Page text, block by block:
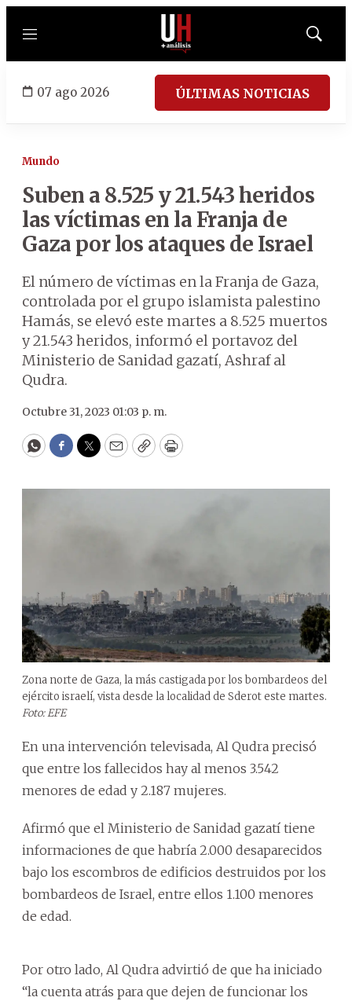
Menú
Mostrar
07 ago 2026 ÚLTIMAS NOTICIAS
Mundo
Suben a 8.525 y 21.543 heridos
las víctimas en la Franja de
Gaza por los ataques de Israel
El número de víctimas en la Franja de Gaza,
controlada por el grupo islamista palestino
Hamás, se elevó este martes a 8.525 muertos
y 21.543 heridos, informó el portavoz del
Ministerio de Sanidad gazatí, Ashraf al
Qudra.
Octubre 31, 2023 01:03 p. m.
WhatsApp
Facebook
Twitter
EmailCopyPrint
Zona norte de Gaza, la más castigada por los bombardeos del
ejército israelí, vista desde la localidad de Sderot este martes.
Foto: EFE
En una intervención televisada, Al Qudra precisó
que entre los fallecidos hay al menos 3.542
menores de edad y 2.187 mujeres.
Afirmó que el Ministerio de Sanidad gazatí tiene
informaciones de que habría 2.000 desaparecidos
bajo los escombros de edificios destruidos por los
bombardeos de Israel, entre ellos 1.100 menores
de edad.
Por otro lado, Al Qudra advirtió de que ha iniciado
“la cuenta atrás para que dejen de funcionar los